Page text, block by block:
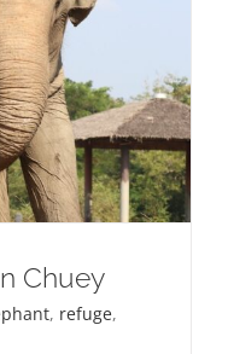
Chuey
, refuge,